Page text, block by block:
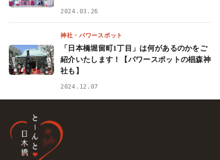
2024.03.26
神社・パワースポット
「日本橋堀留町1丁目」は何があるのかをご
紹介いたします！【パワースポットの椙森神
社も】
2024.12.07